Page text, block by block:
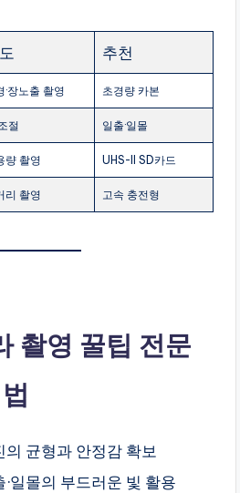
추천
·장노출 촬영 초경량 카본
절 일출·일몰
량 촬영 UHS-II SD카드
리 촬영 고속 충전형
촬영 꿀팁 전문
의 균형과 안정감 확보
·일몰의 부드러운 빛 활용